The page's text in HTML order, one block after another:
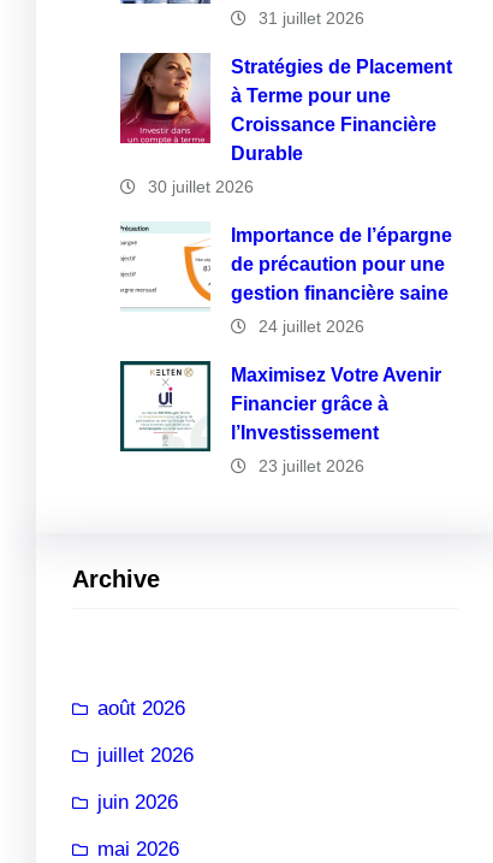
31 juillet 2026
Stratégies de Placement
à Terme pour une
Croissance Financière
Durable
30 juillet 2026
Importance de l’épargne
de précaution pour une
gestion financière saine
24 juillet 2026
Maximisez Votre Avenir
Financier grâce à
l’Investissement
23 juillet 2026
Archive
août 2026
juillet 2026
juin 2026
mai 2026